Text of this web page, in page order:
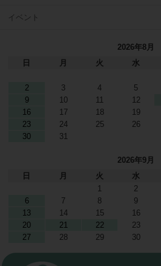
イベント
2026年8月
日
月 火 水
2
3 4 5
9
10 11 12
16
17 18 19
23
24 25 26
30
31
2026年9月
日
月 火 水
1
2
6
7 8 9
13
14 15 16
20
21 22 23
27
28 29 30